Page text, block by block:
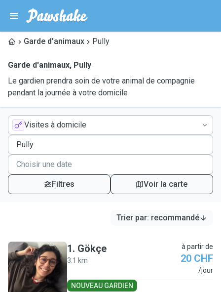
Garde d'animaux Pully
Garde d'animaux, Pully
Le gardien prendra soin de votre animal de compagnie
pendant la journée à votre domicile
Visites à domicile
Filtres Voir la carte
Trier par: recommandé
G
1. Gökçe
3.1 km
à partir de
20 CHF
/jour
NOUVEAU GARDIEN